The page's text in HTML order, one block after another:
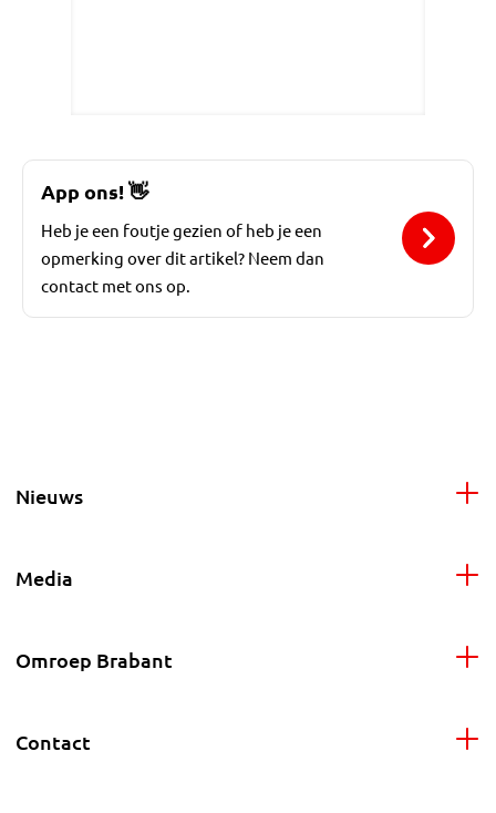
App ons! 👋
Heb je een foutje gezien of heb je een
opmerking over dit artikel? Neem dan
contact met ons op.
Nieuws
Media
Omroep Brabant
Contact